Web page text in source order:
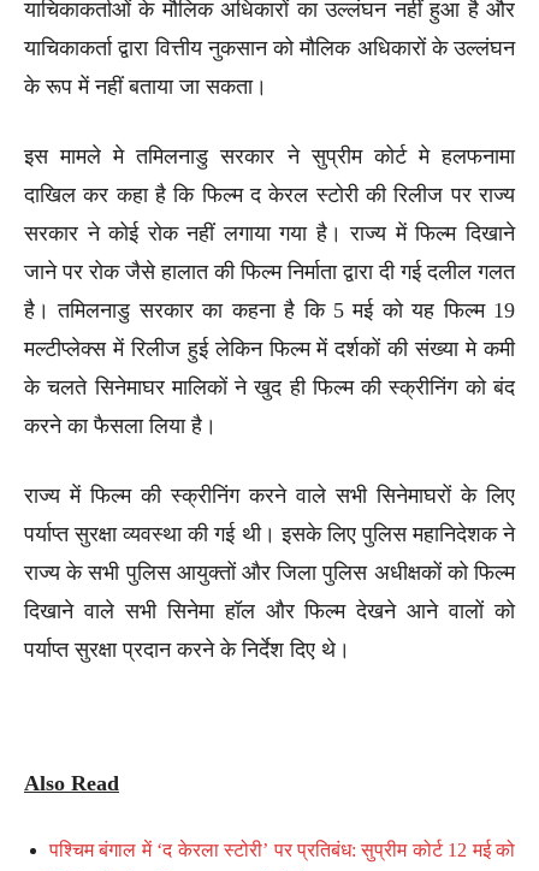
याचिकाकर्ताओं के मौलिक अधिकारों का उल्लंघन नहीं हुआ है और
याचिकाकर्ता द्वारा वित्तीय नुकसान को मौलिक अधिकारों के उल्लंघन
के रूप में नहीं बताया जा सकता।
इस मामले मे तमिलनाडु सरकार ने सुप्रीम कोर्ट मे हलफनामा
दाखिल कर कहा है कि फिल्म द केरल स्टोरी की रिलीज पर राज्य
सरकार ने कोई रोक नहीं लगाया गया है। राज्य में फिल्म दिखाने
जाने पर रोक जैसे हालात की फिल्म निर्माता द्वारा दी गई दलील गलत
है। तमिलनाडु सरकार का कहना है कि 5 मई को यह फिल्म 19
मल्टीप्लेक्स में रिलीज हुई लेकिन फिल्म में दर्शकों की संख्या मे कमी
के चलते सिनेमाघर मालिकों ने खुद ही फिल्म की स्क्रीनिंग को बंद
करने का फैसला लिया है।
राज्य में फिल्म की स्क्रीनिंग करने वाले सभी सिनेमाघरों के लिए
पर्याप्त सुरक्षा व्यवस्था की गई थी। इसके लिए पुलिस महानिदेशक ने
राज्य के सभी पुलिस आयुक्तों और जिला पुलिस अधीक्षकों को फिल्म
दिखाने वाले सभी सिनेमा हॉल और फिल्म देखने आने वालों को
पर्याप्त सुरक्षा प्रदान करने के निर्देश दिए थे।
Also Read
पश्चिम बंगाल में ‘द केरला स्टोरी’ पर प्रतिबंध: सुप्रीम कोर्ट 12 मई को